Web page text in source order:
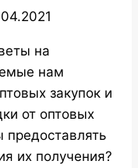
на
нам
закупок и
от оптовых
предоставлять
их получения?